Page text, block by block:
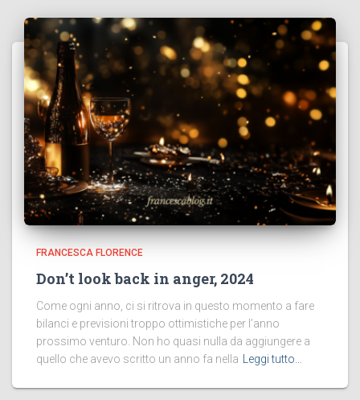
FRANCESCA FLORENCE
Don’t look back in anger, 2024
Come ogni anno, ci si ritrova in questo momento a fare
bilanci e previsioni troppo ottimistiche per l’anno
prossimo venturo. Non ho quasi nulla da aggiungere a
quello che avevo scritto un anno fa nella Leggi tutto…